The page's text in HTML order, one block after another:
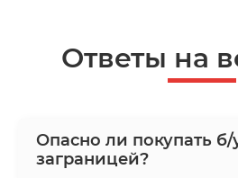
Ответы на
Опасно ли покупать б/
заграницей?